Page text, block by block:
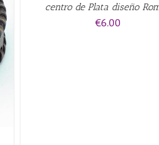
centro de Plata diseño
€6.00